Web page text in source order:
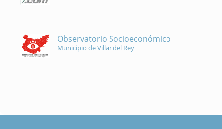
Observatorio Socioeconómico
Municipio de Villar del Rey